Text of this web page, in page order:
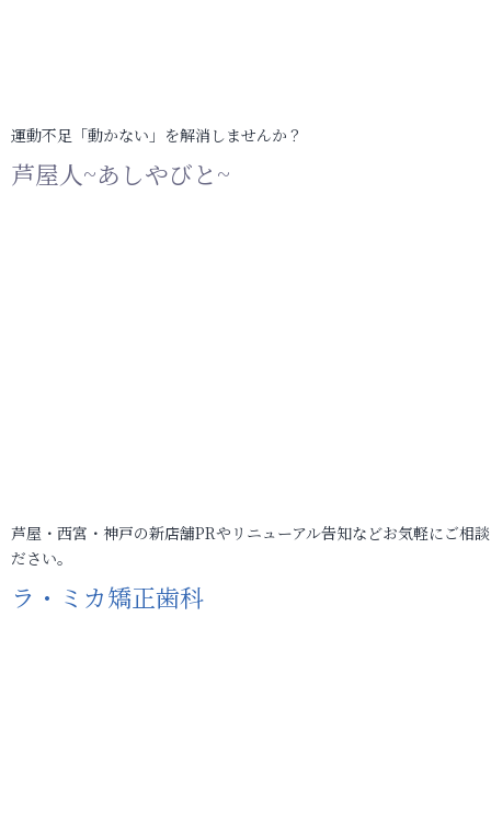
運動不足「動かない」を解消しませんか？
芦屋人~あしやびと~
芦屋・西宮・神戸の新店舗PRやリニューアル告知などお気軽にご相
ださい。
ラ・ミカ矯正歯科